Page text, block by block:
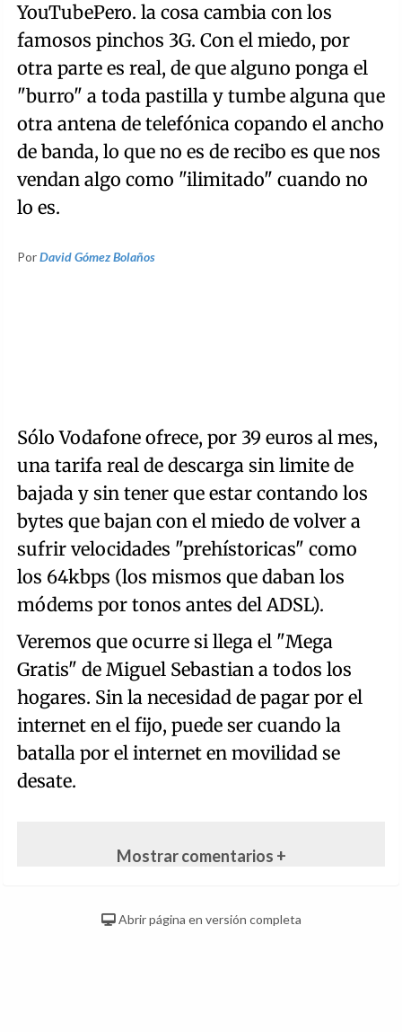
YouTubePero. la cosa cambia con los
famosos pinchos 3G. Con el miedo, por
otra parte es real, de que alguno ponga el
"burro" a toda pastilla y tumbe alguna que
otra antena de telefónica copando el ancho
de banda, lo que no es de recibo es que nos
vendan algo como "ilimitado" cuando no
lo es.
PorDavid Gómez Bolaños
Sólo Vodafone ofrece, por 39 euros al mes,
una tarifa real de descarga sin limite de
bajada y sin tener que estar contando los
bytes que bajan con el miedo de volver a
sufrir velocidades "prehístoricas" como
los 64kbps (los mismos que daban los
módems por tonos antes del ADSL).
Veremos que ocurre si llega el "Mega
Gratis" de Miguel Sebastian a todos los
hogares. Sin la necesidad de pagar por el
internet en el fijo, puede ser cuando la
batalla por el internet en movilidad se
desate.
Mostrar comentarios +
Abrir página en versión completa